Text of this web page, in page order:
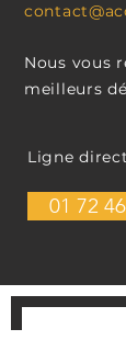
Nous vous
meilleurs
Ligne
01 72